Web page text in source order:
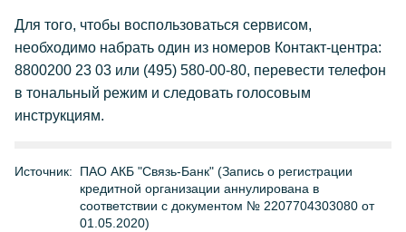
Для того, чтобы воспользоваться сервисом,
необходимо набрать один из номеров Контакт-центра:
8800200 23 03 или (495) 580-00-80, перевести телефон
в тональный режим и следовать голосовым
инструкциям.
Источник:
ПАО АКБ "Связь-Банк" (Запись о регистрации
кредитной организации аннулирована в
соответствии с документом № 2207704303080 от
01.05.2020)